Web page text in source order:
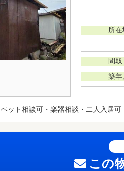
所在
間取
築年
ペット相談可・楽器相談・二人入居
この